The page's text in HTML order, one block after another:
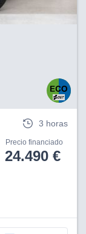
3 horas
Precio financiado
24.490 €